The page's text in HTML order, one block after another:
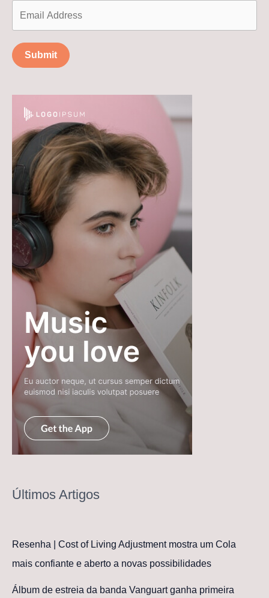
Submit
Últimos Artigos
Resenha | Cost of Living Adjustment mostra um Cola
mais confiante e aberto a novas possibilidades
Álbum de estreia da banda Vanguart ganha primeira